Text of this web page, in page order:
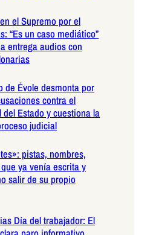
el Supremo por el
“Es un caso mediático”
entrega audios con
de Évole desmonta por
contra el
Estado y cuestiona la
judicial
pistas, nombres,
ya venía escrita y
salir de su propio
Día del trabajador: El